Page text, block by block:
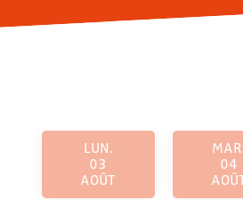
LUN.
03
AOÛT
04